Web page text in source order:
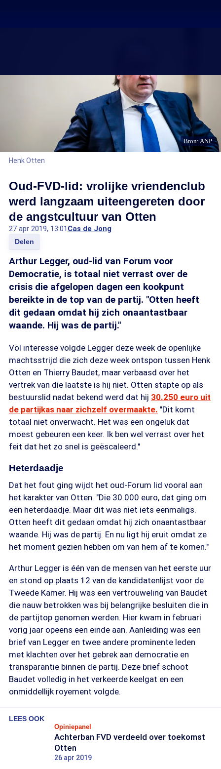
Bron: ANP
Henk Otten
Oud-FVD-lid: vrolijke vriendenclub
werd langzaam uiteengereten door
de angstcultuur van Otten
27 apr 2019, 13:01 Cas de Jong
Delen
Arthur Legger, oud-lid van Forum voor
Democratie, is totaal niet verrast over de
crisis die afgelopen dagen een kookpunt
bereikte in de top van de partij. "Otten heeft
dit gedaan omdat hij zich onaantastbaar
waande. Hij was de partij."
Vol interesse volgde Legger deze week de openlijke
machtsstrijd die zich deze week ontspon tussen Henk
Otten en Thierry Baudet, maar verbaasd over het
vertrek van die laatste is hij niet. Otten stapte op als
bestuurslid nadat bekend werd dat hij 30.250 euro uit
de partijkas naar zichzelf overmaakte. "Dit komt
totaal niet onverwacht. Het was een ongeluk dat
moest gebeuren een keer. Ik ben wel verrast over het
feit dat het zo snel is geëscaleerd."
Heterdaadje
Dat het fout ging wijdt het oud-Forum lid vooral aan
het karakter van Otten. "Die 30.000 euro, dat ging om
een heterdaadje. Maar dit was niet iets eenmaligs.
Otten heeft dit gedaan omdat hij zich onaantastbaar
waande. Hij was de partij. En nu ligt hij eruit omdat ze
het moment gezien hebben om van hem af te komen."
Arthur Legger is één van de mensen van het eerste uur
en stond op plaats 12 van de kandidatenlijst voor de
Tweede Kamer. Hij was een vertrouweling van Baudet
die nauw betrokken was bij belangrijke besluiten die in
de partijtop genomen werden. Hier kwam in februari
vorig jaar opeens een einde aan. Aanleiding was een
brief van Legger en twee andere prominente leden
met klachten over het gebrek aan democratie en
transparantie binnen de partij. Deze brief schoot
Baudet volledig in het verkeerde keelgat en een
onmiddellijk royement volgde.
LEES OOK
Opiniepanel
Achterban FVD verdeeld over toekomst
Otten
26 apr 2019